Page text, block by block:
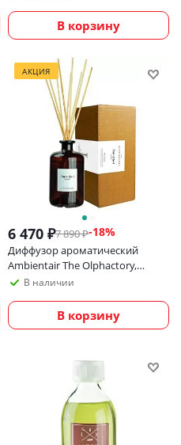
В корзину
АКЦИЯ
6 470 ₽7 890₽-18%
Диффузор ароматический
Ambientair The Olphactory,
Breathe, Oxygen, 500 мл
В наличии
В корзину